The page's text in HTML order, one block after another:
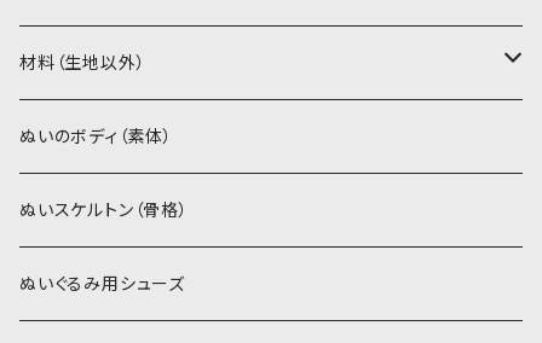
ソフトボア（5mm）
ぬいトリコット
スキンカラー生地
カーリーベルボア
ソフトボア
スキンカラー系
白系
ぬいトリコット
スキンカラー系
白系
材料（生地以外）
アイロン接着シート
ステッチカラー
ミニワッペン
ぬいのボディ（素体）
ぬいスケルトン（骨格）
ぬいぐるみ用シューズ